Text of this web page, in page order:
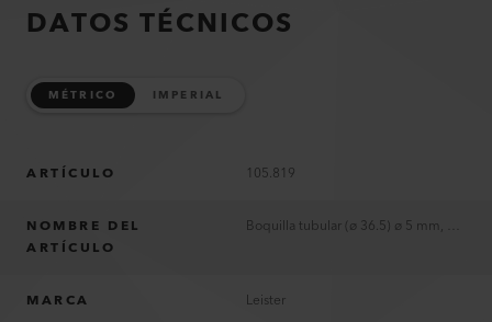
DATOS TÉCNICOS
MÉTRICO IMPERIAL
ARTÍCULO 105.819
NOMBRE DEL
ARTÍCULO
MARCA Leister